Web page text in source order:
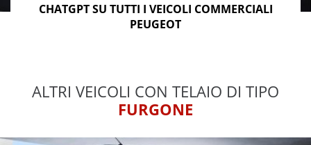
CHATGPT SU TUTTI I VEICOLI COMMERCIALI
PEUGEOT
ALTRI VEICOLI CON TELAIO DI TIPO
FURGONE